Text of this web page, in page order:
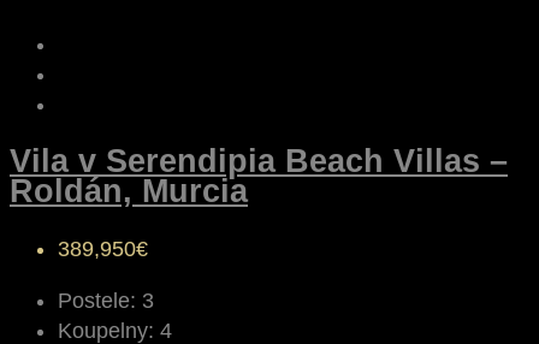
Vila v Serendipia Beach Villas –
Roldán, Murcia
389,950€
Postele: 3
Koupelny: 4